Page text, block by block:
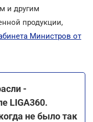
и другим
продукции,
Министров от
-
LIGA360.
не было так